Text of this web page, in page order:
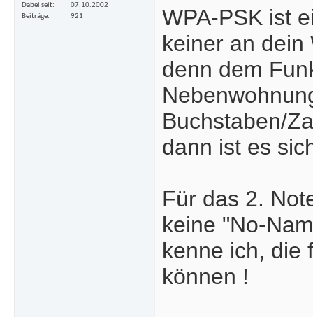
Dabei seit
07.10.2002
Beiträge
921
WPA-PSK ist
keiner an dein
denn dem
Buchstaben/
dann ist es
Für das 2.
keine "No-
kenne ich, die
können !